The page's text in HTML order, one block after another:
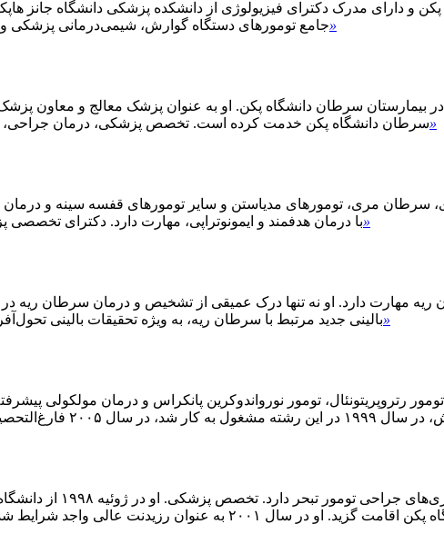
جامع تومورهای دستگاه گوارش، شیمی‌درمانی پزشکی»
سرطان دانشگاه پکن. او به عنوان پزشک معالج و معاون پزشک
سرطان دانشگاه پکن خدمت کرده است. تخصص پزشکی، درمان جراحی،»
سرطان مری، تومورهای مدیاستن و سایر تومورهای قفسه سینه و درمان
با درمان هدفمند و ایمونوتراپی، مهارت دارد. دکترای»
مهارت دارد. او نه تنها درک عمیقی از تشخیص و درمان سرطان ریه در
بالینی جدید مرتبط با سرطان ریه، به ویژه تحقیقات بالینی»
رتروپریتونئال، تومور نورواندوکرین پانکراس و درمان مولکولی
شد و برای تحصیل به اتریش رفت...
دکتر چین ژیژونگ، پزشک
رزیدنت عالی واجد شرایط شد و برای دکترا در رشته ... تحصیل کرد.